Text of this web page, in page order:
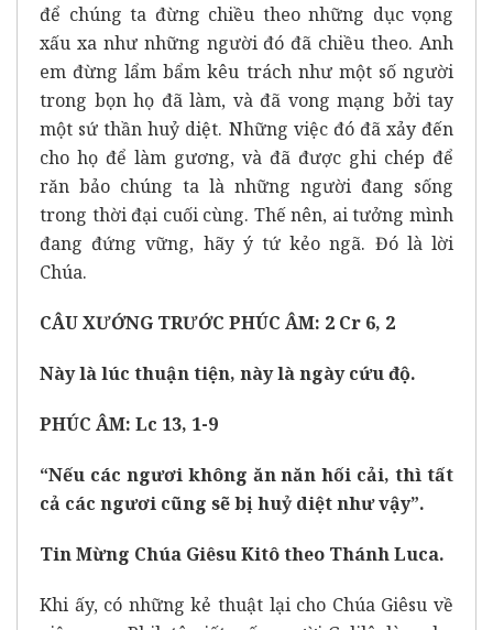
để chúng ta đừng chiều theo những dục vọng
xấu xa như những người đó đã chiều theo. Anh
em đừng lẩm bẩm kêu trách như một số người
trong bọn họ đã làm, và đã vong mạng bởi tay
một sứ thần huỷ diệt. Những việc đó đã xảy đến
cho họ để làm gương, và đã được ghi chép để
răn bảo chúng ta là những người đang sống
trong thời đại cuối cùng. Thế nên, ai tưởng mình
đang đứng vững, hãy ý tứ kẻo ngã. Đó là lời
Chúa.
CÂU XƯỚNG TRƯỚC PHÚC ÂM: 2 Cr 6, 2
Này là lúc thuận tiện, này là ngày cứu độ.
PHÚC ÂM: Lc 13, 1-9
“Nếu các ngươi không ăn năn hối cải, thì tất
cả các ngươi cũng sẽ bị huỷ diệt như vậy”.
Tin Mừng Chúa Giêsu Kitô theo Thánh Luca.
Khi ấy, có những kẻ thuật lại cho Chúa Giêsu về